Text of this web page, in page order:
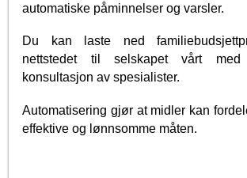
automatiske påminnelser og varsler.
Du kan laste ned
nettstedet til selskapet vårt
konsultasjon av spesialister.
Automatisering gjør at midler kan
effektive og lønnsomme måten.